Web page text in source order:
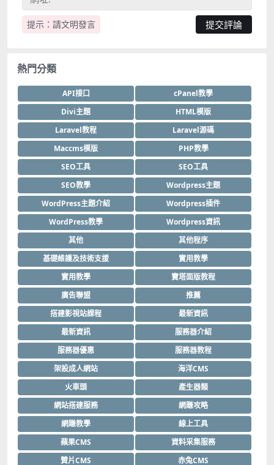
提示：請文明發言
熱門分類
API接口
cPanel教學
Divi主題
HTML模版
Laravel教程
Laravel源碼
Maccms模版
PHP教學
SEO工具
SEO工具
SEO教學
Wordpress主題
WordPress主題介紹
Wordpress插件
WordPress教學
Wordpress資訊
其他
其他程序
基礎維護及技術支援
實用教學
實用教學
寶塔面版教程
廣告聯盟
推薦
搭建影視站課程
最新資訊
最新資訊
服務器介紹
服務器優惠
服務器教程
架設成人網站
海洋CMS
火車頭
產生器類
網站搭建服務
網賺攻略
網賺教學
線上工具
蘋果CMS
資料采集服務
贊片CMS
赤兔CMS